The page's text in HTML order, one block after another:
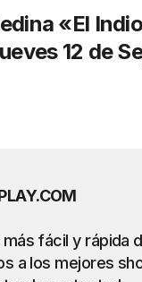
«El
12 de
más fácil y rápida
a los mejores